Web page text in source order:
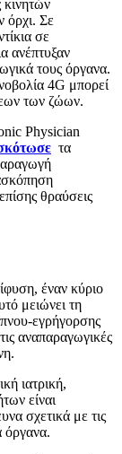
κινητών
όρχι. Σε
σε
ανέπτυξαν
τους όργανα.
4G μπορεί
των ζώων.
Physician
τα
θραύσεις
έναν κύριο
μειώνει τη
εγρήγορσης
αναπαραγωγικές
ιατρική,
είναι
σχετικά με τις
όργανα.